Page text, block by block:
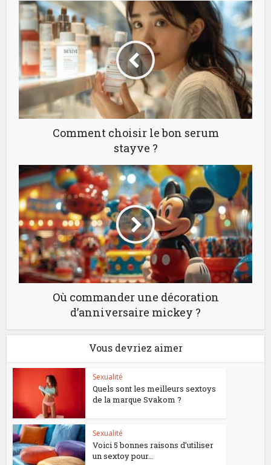
Comment choisir le bon serum
stayve ?
Où commander une décoration
d’anniversaire mickey ?
Vous devriez aimer
Sexualité
Quels sont les meilleurs sextoys
de la marque Svakom ?
Sexualité
Voici 5 bonnes raisons d’utiliser
un sextoy pour...